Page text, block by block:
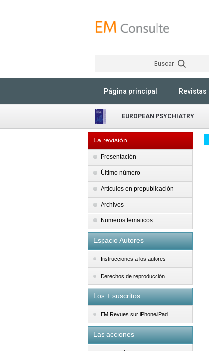
Buscar
Página principal Revistas
EUROPEAN PSYCHIATRY
La revisión
Presentación
Último número
Artículos en prepublicación
Archivos
Numeros tematicos
Espacio Autores
Instrucciones a los autores
Derechos de reproducción
Los + suscritos
EM|Revues sur iPhone/iPad
Las acciones